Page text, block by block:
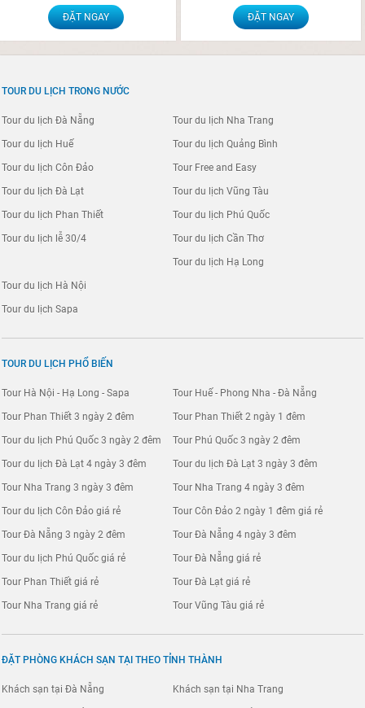
ĐẶT NGAY ĐẶT NGAY
TOUR DU LỊCH TRONG NƯỚC
Tour du lịch Đà Nẵng
Tour du lịch Huế
Tour du lịch Côn Đảo
Tour du lịch Nha Trang
Tour du lịch Quảng Bình
Tour Free and Easy
Tour du lịch Đà Lạt
Tour du lịch Phan Thiết
Tour du lịch lễ 30/4
Tour du lịch Vũng Tàu
Tour du lịch Phú Quốc
Tour du lịch Cần Thơ
Tour du lịch Hạ Long
Tour du lịch Hà Nội
Tour du lịch Sapa
TOUR DU LỊCH PHỔ BIẾN
Tour Hà Nội - Hạ Long - Sapa Tour Huế - Phong Nha - Đà Nẵng
Tour Phan Thiết 3 ngày 2 đêm Tour Phan Thiết 2 ngày 1 đêm
Tour du lịch Phú Quốc 3 ngày 2 đêm Tour Phú Quốc 3 ngày 2 đêm
Tour du lịch Đà Lạt 4 ngày 3 đêm Tour du lịch Đà Lạt 3 ngày 3 đêm
Tour Nha Trang 3 ngày 3 đêm Tour Nha Trang 4 ngày 3 đêm
Tour du lịch Côn Đảo giá rẻ Tour Côn Đảo 2 ngày 1 đêm giá rẻ
Tour Đà Nẵng 3 ngày 2 đêm Tour Đà Nẵng 4 ngày 3 đêm
Tour du lịch Phú Quốc giá rẻ Tour Đà Nẵng giá rẻ
Tour Phan Thiết giá rẻ Tour Đà Lạt giá rẻ
Tour Nha Trang giá rẻ Tour Vũng Tàu giá rẻ
ĐẶT PHÒNG KHÁCH SẠN TẠI THEO TỈNH THÀNH
Khách sạn tại Đà Nẵng Khách sạn tại Nha Trang